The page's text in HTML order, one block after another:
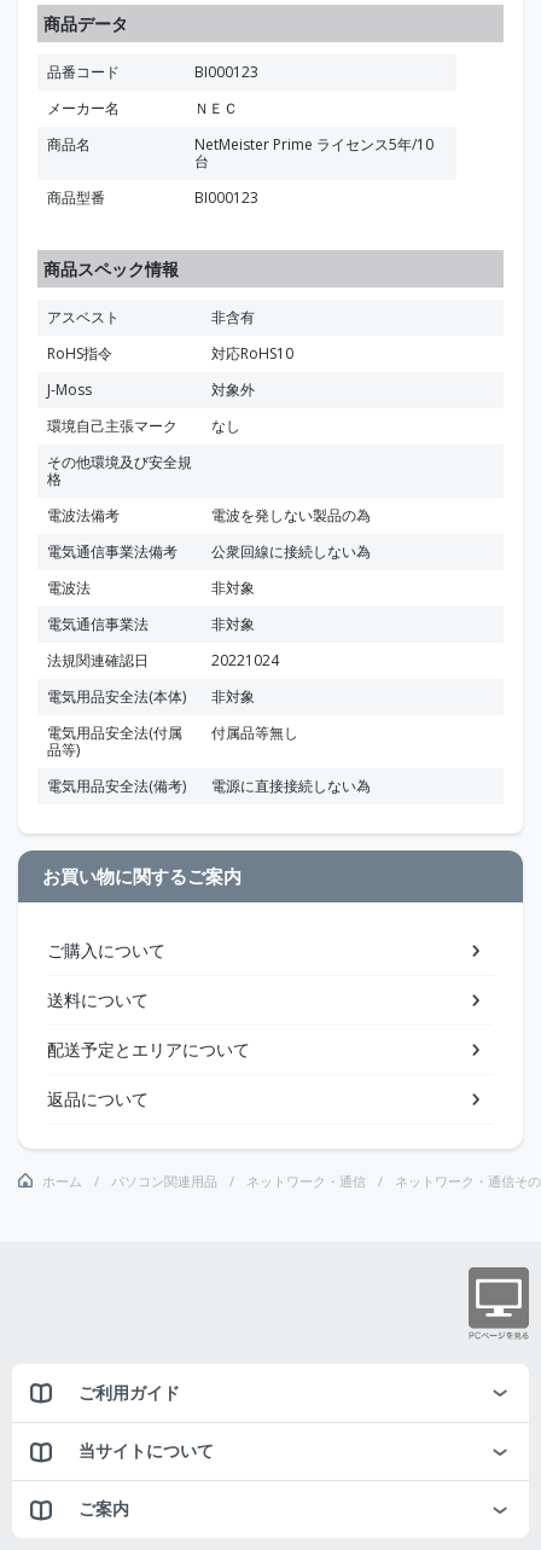
商品データ
品番コード
BI000123
メーカー名
ＮＥＣ
商品名
NetMeister Prime ライセンス5年/10
台
商品型番
BI000123
商品スペック情報
アスベスト
非含有
RoHS指令
対応RoHS10
J-Moss
対象外
環境自己主張マーク
なし
その他環境及び安全規
格
電波法備考
電波を発しない製品の為
電気通信事業法備考
公衆回線に接続しない為
電波法
非対象
電気通信事業法
非対象
法規関連確認日
20221024
電気用品安全法(本体)
非対象
電気用品安全法(付属
品等)
付属品等無し
電気用品安全法(備考) 電源に直接接続しない為
お買い物に関するご案内
ご購入について
送料について
配送予定とエリアについて
返品について
ホーム パソコン関連用品 ネットワーク・通信 ネットワーク・通信そ
ご利用ガイド
当サイトについて
ご案内